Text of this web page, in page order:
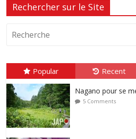
Rechercher sur le Site
Popular Recent
Nagano pour se
5 Comments